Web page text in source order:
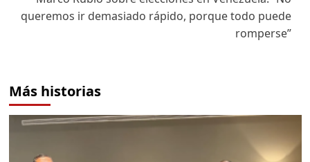
queremos ir demasiado rápido, porque todo puede
romperse”
Más historias